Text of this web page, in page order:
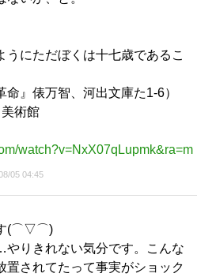
うにただぼくは十七歳であるこ
命』俵万智、河出文庫た1-6）
術館
watch?v=NxX07qLupmk&ra=m
05 04:45
す(⌒▽⌒)
りきれない気分です。こんな
置されてたって事実がショック